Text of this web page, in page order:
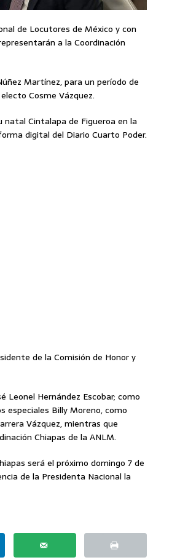
de Locutores de México y con
a la Coordinación
Martínez, para un período de
Cosme Vázquez.
natal Cintalapa de Figueroa en la
digital del Diario Cuarto Poder.
de la Comisión de Honor y
Leonel Hernández Escobar; como
especiales Billy Moreno, como
Vázquez, mientras que
Chiapas de la ANLM.
será el próximo domingo 7 de
de la Presidenta Nacional la